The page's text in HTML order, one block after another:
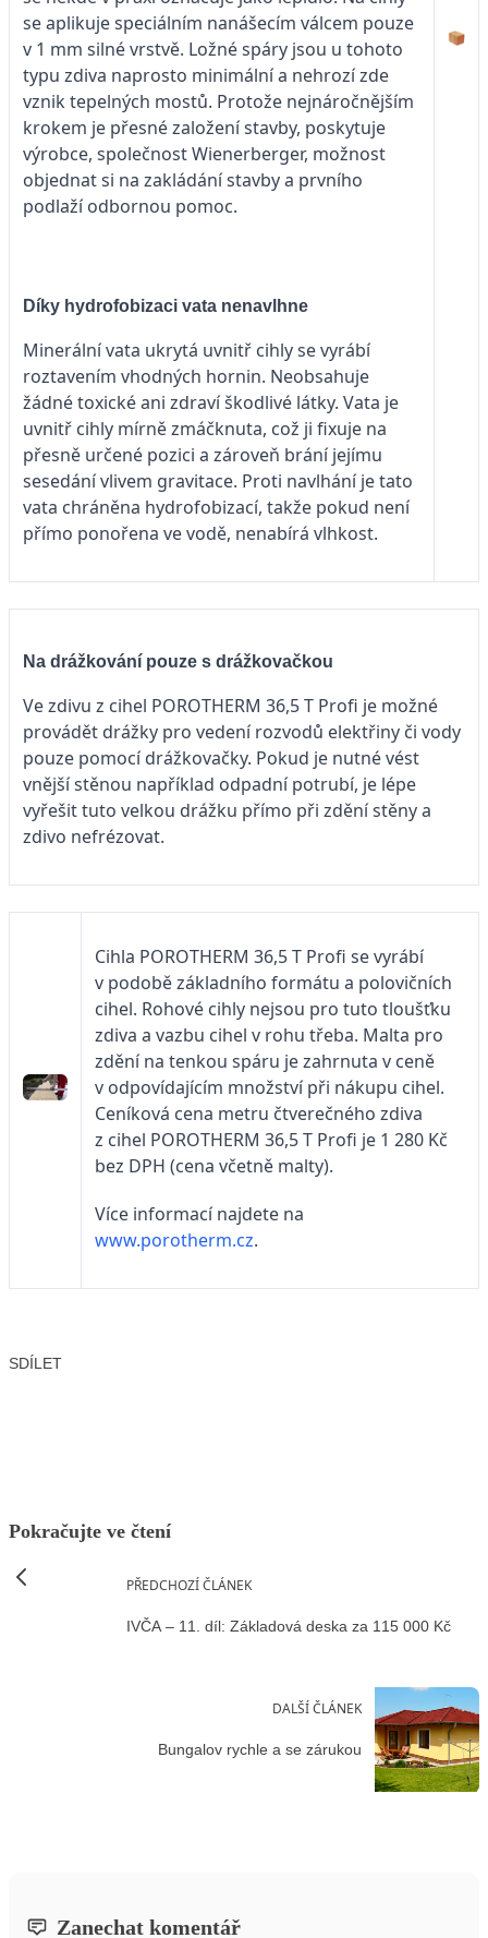
se aplikuje speciálním nanášecím válcem pouze
v 1 mm silné vrstvě. Ložné spáry jsou u tohoto
typu zdiva naprosto minimální a nehrozí zde
vznik tepelných mostů. Protože nejnáročnějším
krokem je přesné založení stavby, poskytuje
výrobce, společnost Wienerberger, možnost
objednat si na zakládání stavby a prvního
podlaží odbornou pomoc.
Díky hydrofobizaci vata nenavlhne
Minerální vata ukrytá uvnitř cihly se vyrábí
roztavením vhodných hornin. Neobsahuje
žádné toxické ani zdraví škodlivé látky. Vata je
uvnitř cihly mírně zmáčknuta, což ji fixuje na
přesně určené pozici a zároveň brání jejímu
sesedání vlivem gravitace. Proti navlhání je tato
vata chráněna hydrofobizací, takže pokud není
přímo ponořena ve vodě, nenabírá vlhkost.
Na drážkování pouze s drážkovačkou
Ve zdivu z cihel POROTHERM 36,5 T Profi je možné
provádět drážky pro vedení rozvodů elektřiny či vody
pouze pomocí drážkovačky. Pokud je nutné vést
vnější stěnou například odpadní potrubí, je lépe
vyřešit tuto velkou drážku přímo při zdění stěny a
zdivo nefrézovat.
Cihla POROTHERM 36,5 T Profi se vyrábí
v podobě základního formátu a polovičních
cihel. Rohové cihly nejsou pro tuto tloušťku
zdiva a vazbu cihel v rohu třeba. Malta pro
zdění na tenkou spáru je zahrnuta v ceně
v odpovídajícím množství při nákupu cihel.
Ceníková cena metru čtverečného zdiva
z cihel POROTHERM 36,5 T Profi je 1 280 Kč
bez DPH (cena včetně malty).
Více informací najdete na
www.porotherm.cz.
SDÍLET
Pokračujte ve čtení
PŘEDCHOZÍ ČLÁNEK
IVČA – 11. díl: Základová deska za 115 000 Kč
DALŠÍ ČLÁNEK
Bungalov rychle a se zárukou
Zanechat komentář